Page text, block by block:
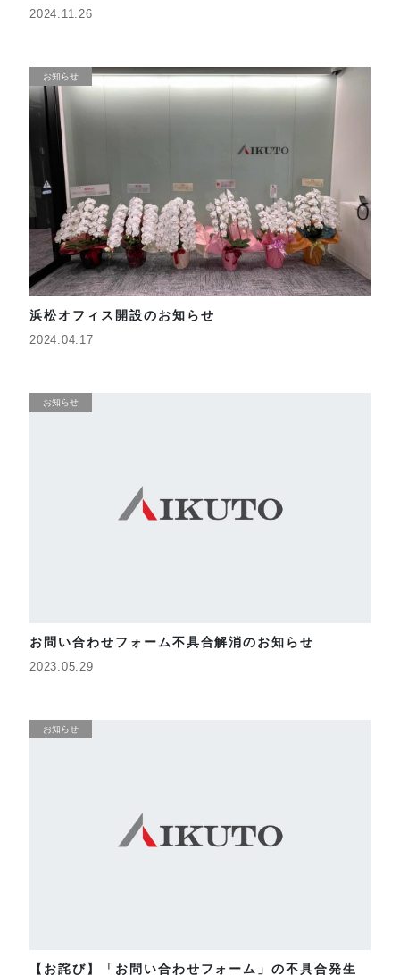
2024.11.26
お知らせ
浜松オフィス開設のお知らせ
2024.04.17
お知らせ
お問い合わせフォーム不具合解消のお知らせ
2023.05.29
お知らせ
【お詫び】「お問い合わせフォーム」の不具合発生